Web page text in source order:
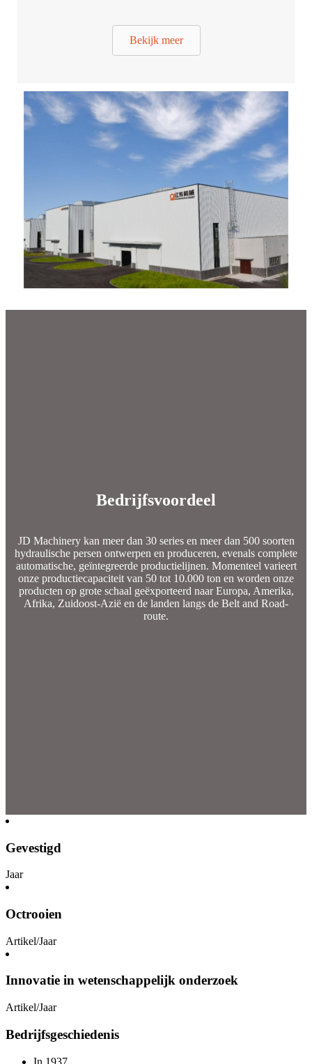
Bekijk meer
Bedrijfsvoordeel
JD Machinery kan meer dan 30 series en meer dan 500 soorten
hydraulische persen ontwerpen en produceren, evenals complete
automatische, geïntegreerde productielijnen. Momenteel varieert
onze productiecapaciteit van 50 tot 10.000 ton en worden onze
producten op grote schaal geëxporteerd naar Europa, Amerika,
Afrika, Zuidoost-Azië en de landen langs de Belt and Road-
route.
Gevestigd
Jaar
Octrooien
Artikel/Jaar
Innovatie in wetenschappelijk onderzoek
Artikel/Jaar
Bedrijfsgeschiedenis
In 1937